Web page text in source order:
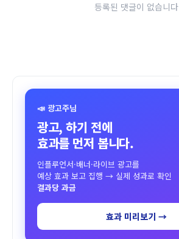
등록된 댓글이 없습니다
📣 광고주님
광고, 하기 전에
효과를 먼저 봅니다.
인플루언서·배너·라이브 광고를
예상 효과 보고 집행 → 실제 성과로 확인
결과당 과금
효과 미리보기 →